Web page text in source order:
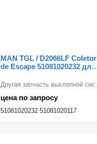
MAN TGL / D2066LF Coletor
de Escape 51081020232 для
цена по запросу
51081020232 51081020117